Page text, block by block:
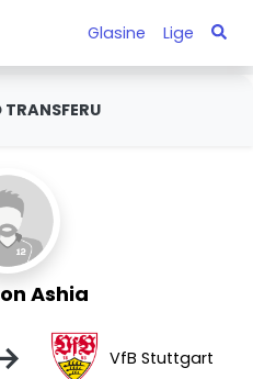
Glasine Lige
Ashia
VfB Stuttgart